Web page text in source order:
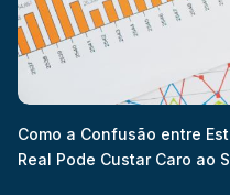
Como a Confusão entre
Real Pode Custar Caro ao